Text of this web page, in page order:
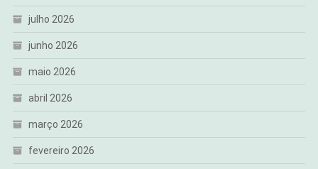
julho 2026
junho 2026
maio 2026
abril 2026
março 2026
fevereiro 2026